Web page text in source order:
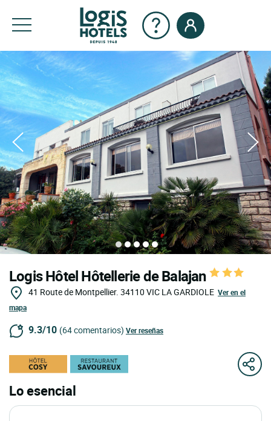
Logis Hôtel Hôtellerie de Balajan
41 Route de Montpellier. 34110 VIC LA GARDIOLE Ver en el
mapa
9.3/10 (64 comentarios) Ver reseñas
Lo esencial